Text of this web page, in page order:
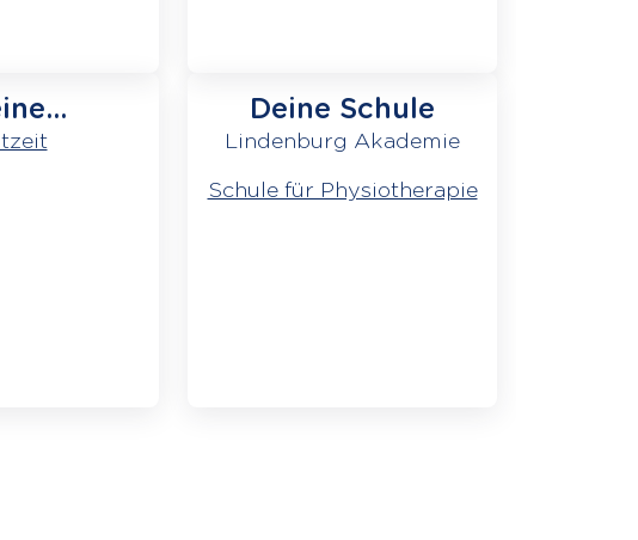
Deine Schule
Lindenburg Akademie
Schule für Physiotherapie